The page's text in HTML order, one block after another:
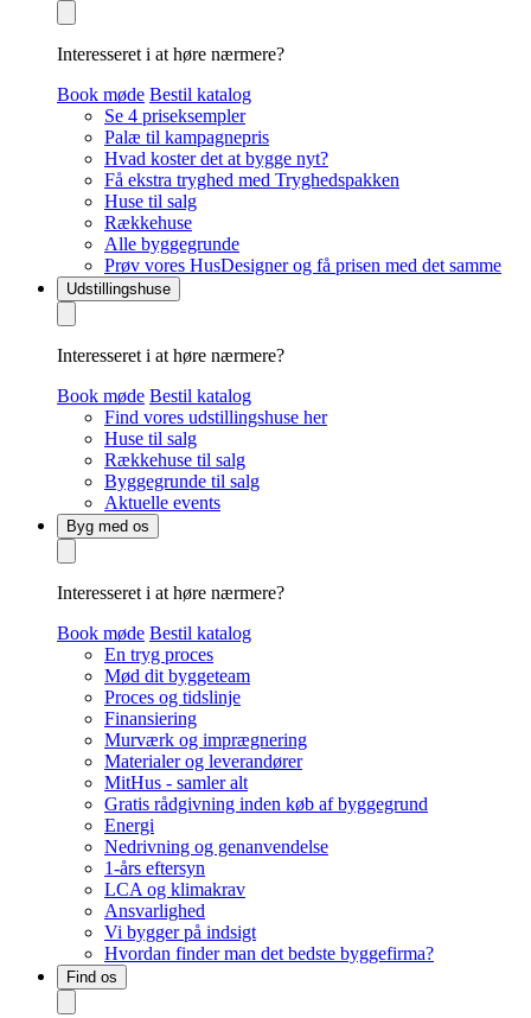
Interesseret i at høre nærmere?
Book møde Bestil katalog
Se 4 priseksempler
Palæ til kampagnepris
Hvad koster det at bygge nyt?
Få ekstra tryghed med Tryghedspakken
Huse til salg
Rækkehuse
Alle byggegrunde
Prøv vores HusDesigner og få prisen med det samme
Udstillingshuse
Interesseret i at høre nærmere?
Book møde Bestil katalog
Find vores udstillingshuse her
Huse til salg
Rækkehuse til salg
Byggegrunde til salg
Aktuelle events
Byg med os
Interesseret i at høre nærmere?
Book møde Bestil katalog
En tryg proces
Mød dit byggeteam
Proces og tidslinje
Finansiering
Murværk og imprægnering
Materialer og leverandører
MitHus - samler alt
Gratis rådgivning inden køb af byggegrund
Energi
Nedrivning og genanvendelse
1-års eftersyn
LCA og klimakrav
Ansvarlighed
Vi bygger på indsigt
Hvordan finder man det bedste byggefirma?
Find os